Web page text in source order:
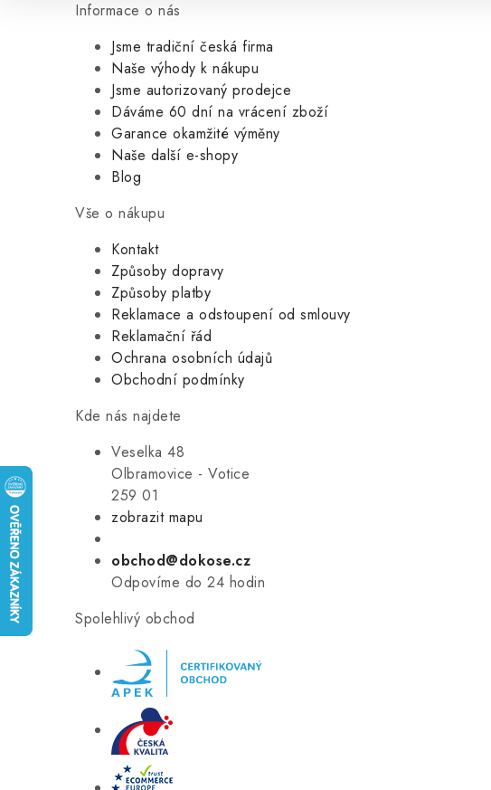
Informace o nás
Jsme tradiční česká firma
Naše výhody k nákupu
Jsme autorizovaný prodejce
Dáváme 60 dní na vrácení zboží
Garance okamžité výměny
Naše další e-shopy
Blog
Vše o nákupu
Kontakt
Způsoby dopravy
Způsoby platby
Reklamace a odstoupení od smlouvy
Reklamační řád
Ochrana osobních údajů
Obchodní podmínky
Kde nás najdete
Veselka 48
Olbramovice - Votice
259 01
zobrazit mapu
obchod@dokose.cz
Odpovíme do 24 hodin
Spolehlivý obchod